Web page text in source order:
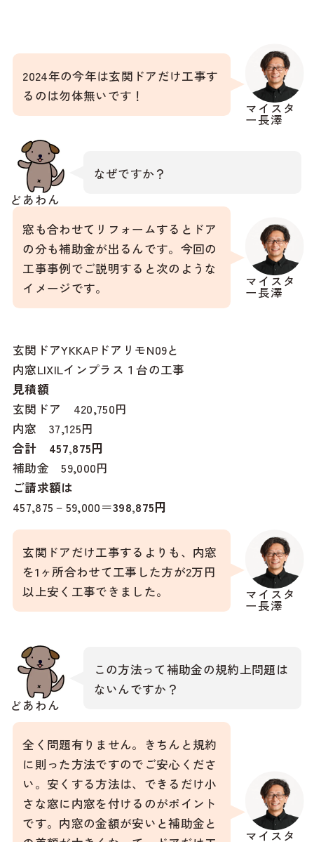
マイスタ
ー長澤
2024年の今年は玄関ドアだけ工事す
るのは勿体無いです！
どあわん
なぜですか？
マイスタ
ー長澤
窓も合わせてリフォームするとドア
の分も補助金が出るんです。今回の
工事事例でご説明すると次のような
イメージです。
玄関ドアYKKAPドアリモN09と
内窓LIXILインプラス１台の工事
見積額
玄関ドア 420,750円
内窓 37,125円
合計 457,875円
補助金 59,000円
ご請求額は
457,875－59,000＝398,875円
マイスタ
ー長澤
玄関ドアだけ工事するよりも、内窓
を1ヶ所合わせて工事した方が2万円
以上安く工事できました。
どあわん
この方法って補助金の規約上問題は
ないんですか？
マイスタ
全く問題有りません。きちんと規約
に則った方法ですのでご安心くださ
い。安くする方法は、できるだけ小
さな窓に内窓を付けるのがポイント
です。内窓の金額が安いと補助金と